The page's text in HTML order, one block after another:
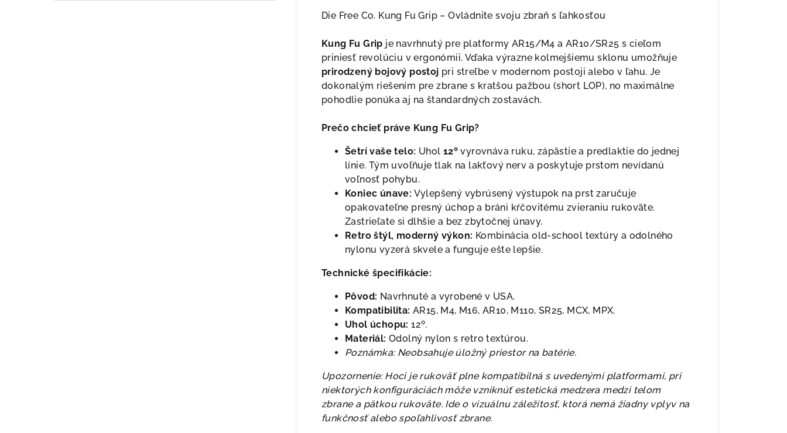
Die Free Co. Kung Fu Grip – Ovládnite svoju zbraň s ľahkosťou
Kung Fu Grip je navrhnutý pre platformy AR15/M4 a AR10/SR25 s cieľom
priniesť revolúciu v ergonómii. Vďaka výrazne kolmejšiemu sklonu umožňuje
prirodzený bojový postoj pri streľbe v modernom postoji alebo v ľahu. Je
dokonalým riešením pre zbrane s kratšou pažbou (short LOP), no maximálne
pohodlie ponúka aj na štandardných zostavách.
Prečo chcieť práve Kung Fu Grip?
Šetrí vaše telo: Uhol 12º vyrovnáva ruku, zápästie a predlaktie do jednej
línie. Tým uvoľňuje tlak na lakťový nerv a poskytuje prstom nevídanú
voľnosť pohybu.
Koniec únave: Vylepšený vybrúsený výstupok na prst zaručuje
opakovateľne presný úchop a bráni kŕčovitému zvieraniu rukoväte.
Zastrieľate si dlhšie a bez zbytočnej únavy.
Retro štýl, moderný výkon: Kombinácia old-school textúry a odolného
nylonu vyzerá skvele a funguje ešte lepšie.
Technické špecifikácie:
Pôvod: Navrhnuté a vyrobené v USA.
Kompatibilita: AR15, M4, M16, AR10, M110, SR25, MCX, MPX.
Uhol úchopu: 12º.
Materiál: Odolný nylon s retro textúrou.
Poznámka: Neobsahuje úložný priestor na batérie.
Upozornenie: Hoci je rukoväť plne kompatibilná s uvedenými platformami, pri
niektorých konfiguráciách môže vzniknúť estetická medzera medzi telom
zbrane a pätkou rukoväte. Ide o vizuálnu záležitosť, ktorá nemá žiadny vplyv na
funkčnosť alebo spoľahlivosť zbrane.